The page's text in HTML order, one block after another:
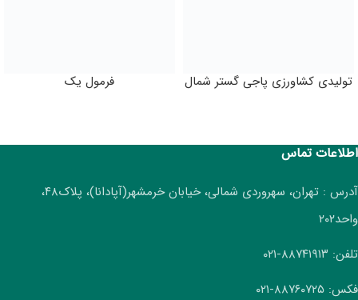
تولیدی کشاورزی پاجی گستر شمال فرمول یک
اطلاعات تماس
آدرس : تهران، سهروردی شمالی، خیابان خرمشهر(آپادانا)، پلاک۴۸،
واحد۲۰۲
تلفن: ۸۸۷۴۱۹۱۳-۰۲۱
فکس: ۸۸۷۶۰۷۲۵-۰۲۱